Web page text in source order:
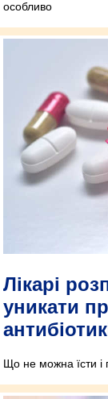
особливо
Лікарі
уникати
Що не можна їсти і